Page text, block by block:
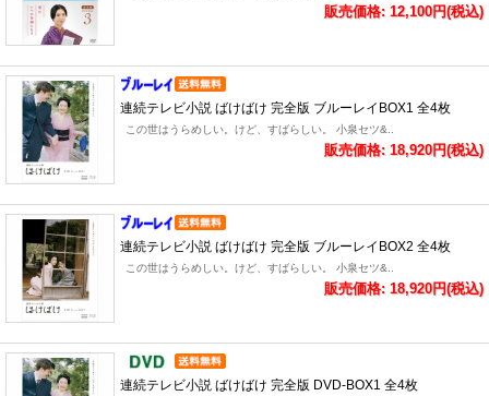
販売価格: 12,100円(税込)
連続テレビ小説 ばけばけ 完全版 ブルーレイBOX1 全4枚
この世はうらめしい。けど、すばらしい。 小泉セツ&..
販売価格: 18,920円(税込)
連続テレビ小説 ばけばけ 完全版 ブルーレイBOX2 全4枚
この世はうらめしい。けど、すばらしい。 小泉セツ&..
販売価格: 18,920円(税込)
連続テレビ小説 ばけばけ 完全版 DVD-BOX1 全4枚